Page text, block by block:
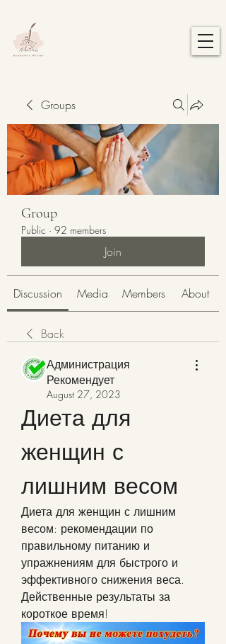
Groups
Group
Public · 92 members
Join
Discussion Media Members About
Back
Администрация
Рекомендует
August 27, 2023
Диета для
женщин с
лишним весом
Диета для женщин с лишним
весом: рекомендации по
правильному питанию и
упражнениям для быстрого и
эффективного снижения веса.
Действенные результаты за
короткое время!